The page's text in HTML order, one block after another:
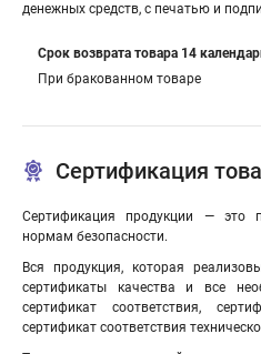
денежных средств, с печатью и
Срок возврата товара 14
При бракованном товаре
Сертификация
Сертификация продукции — это
нормам безопасности.
Вся продукция, которая
сертификаты качества и все
сертификат соответствия,
cертификат соответствия